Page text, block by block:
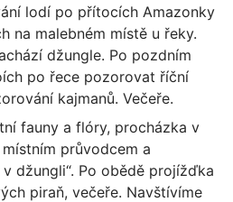
lodí po přítocích Amazonky
na malebném místě u řeky.
džungle. Po pozdním
po řece pozorovat říční
kajmanů. Večeře.
fauny a flóry, procházka v
průvodcem a
džungli“. Po obědě projížďka
piraň, večeře. Navštívíme